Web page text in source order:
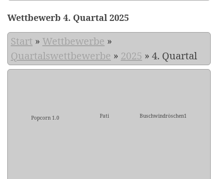
Wettbewerb 4. Quartal 2025
Start » Wettbewerbe »
Quartalswettbewerbe » 2025 » 4. Quartal
Popcorn 1.0 Pati Buschwindröschen1